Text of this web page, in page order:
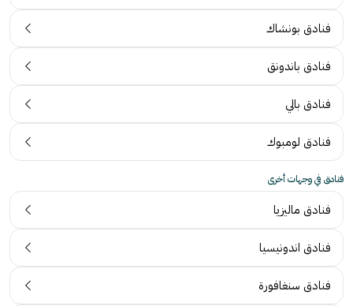
فنادق بونشاك
فنادق باندونق
فنادق بالي
فنادق لومبوك
فنادق في وجهات أخرى
فنادق ماليزيا
فنادق اندونيسيا
فنادق سنغافورة